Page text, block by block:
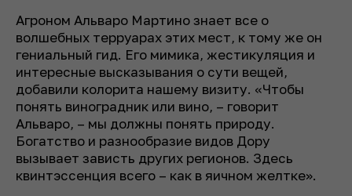
Агроном Альваро Мартино знает все о
волшебных терруарах этих мест, к тому же он
гениальный гид. Его мимика, жестикуляция и
интересные высказывания о сути вещей,
добавили колорита нашему визиту. «Чтобы
понять виноградник или вино, – говорит
Альваро, – мы должны понять природу.
Богатство и разнообразие видов Дору
вызывает зависть других регионов. Здесь
квинтэссенция всего – как в яичном желтке».